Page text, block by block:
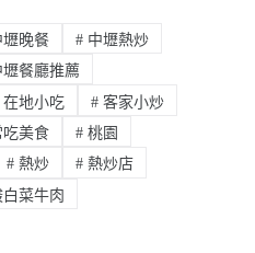
壢晚餐 # 中壢熱炒
壢餐廳推薦
在地小吃 # 客家小炒
吃美食 # 桃園
# 熱炒 # 熱炒店
白菜牛肉